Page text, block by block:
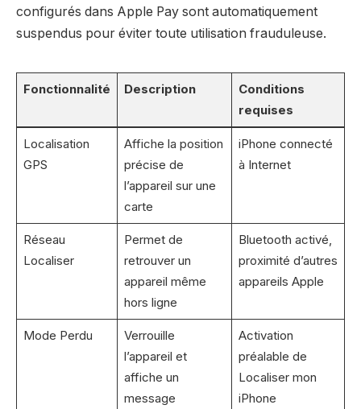
configurés dans Apple Pay sont automatiquement
suspendus pour éviter toute utilisation frauduleuse.
Fonctionnalité Description
Conditions
requises
Localisation
GPS
Affiche la position
précise de
l’appareil sur une
carte
iPhone connecté
à Internet
Réseau
Localiser
Permet de
retrouver un
appareil même
hors ligne
Bluetooth activé,
proximité d’autres
appareils Apple
Mode Perdu
Verrouille
l’appareil et
affiche un
message
Activation
préalable de
Localiser mon
iPhone